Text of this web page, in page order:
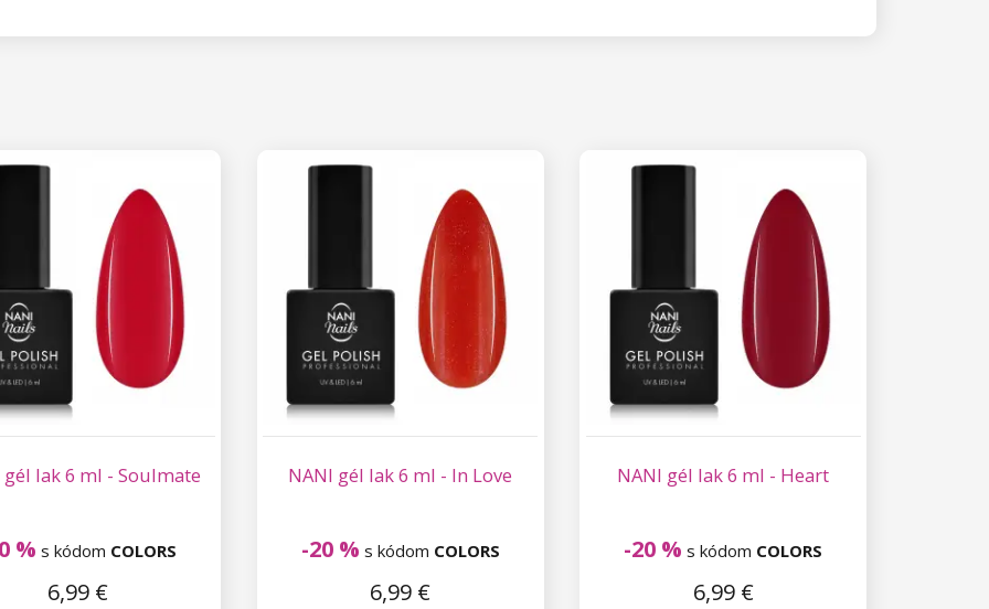
gél lak 6 ml - Soulmate
% s kódom COLORS
6,99 €
NANI gél lak 6 ml - In Love
-20 % s kódom COLORS
6,99 €
NANI gél lak 6 ml - Heart
-20 % s kódom COLORS
6,99 €